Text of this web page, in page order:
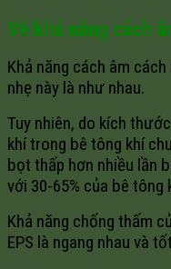
Về khả năng cách
Khả năng cách âm
nhẹ này là như nhau.
Tuy nhiên, do kích
khí trong bê tông khí
bọt thấp hơn nhiều lần
với 30-65% của bê tông
Khả năng chống thấm
EPS là ngang nhau và